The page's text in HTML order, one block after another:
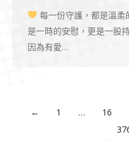
每一份守護，都是溫柔
是一時的安慰，更是一股
因為有愛…
← 1 … 16